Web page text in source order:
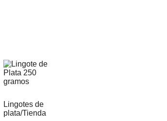
Lingotes de
plata/Tienda